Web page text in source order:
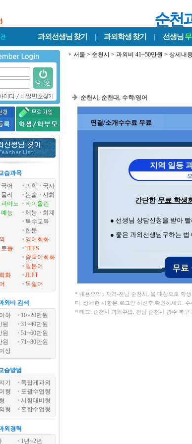
순천
과외선생님 찾기 | 과외학생찾기 | 선생님
습과목
국어 과학
국사
물리 논술
사회
피아노
바이올린
예능 체능
회계
특수교육
한문
영어회화
토플
TEPS
중국어회화
일본어
화
JLPT
독일어
외비 검색
하
10~20만원
원
31~40만원
원
51~60만원
원
71~80만원
상
습방법
기
쪽집게과외
형
포괄수업형
시험대비형
형
혼합수업형
외경력
1년~2년
서울 > 순천시 > 과외비 41~50만원 > 상세내용
순천시, 순천대, 수학/영어
연결/소개수수료 무료
지역 일등
간단한 무료 학생
● 선생님 상담신청을 받아
● 좋은 과외선생님구하는
* 내용요약 : 지역-전남 순천시, 을 대상으로 학
다. 상세한 사항은 로그인 하신후 확인하세요.
* 태그: 순천시 과외수업, 전남 순천시 광주 북구